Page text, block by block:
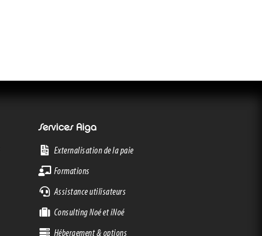
Services Aiga
Externalisation de la paie
Formations
Assistance utilisateurs
Consulting Noé et iNoé
Hébergement & options